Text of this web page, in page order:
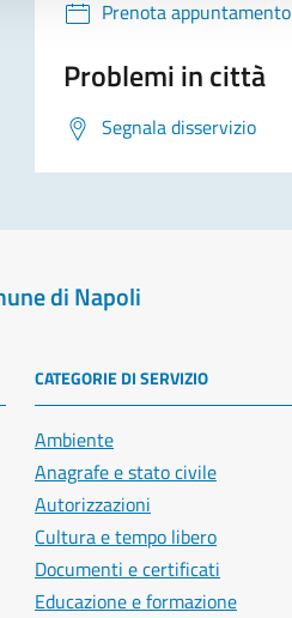
Prenota appuntamento
Problemi in città
Segnala disservizio
di Napoli
CATEGORIE DI SERVIZIO
Ambiente
Anagrafe e stato civile
Autorizzazioni
Cultura e tempo libero
Documenti e certificati
Educazione e formazione